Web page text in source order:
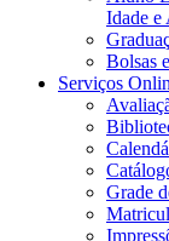
Idade
Bolsas
Serviços
Grade